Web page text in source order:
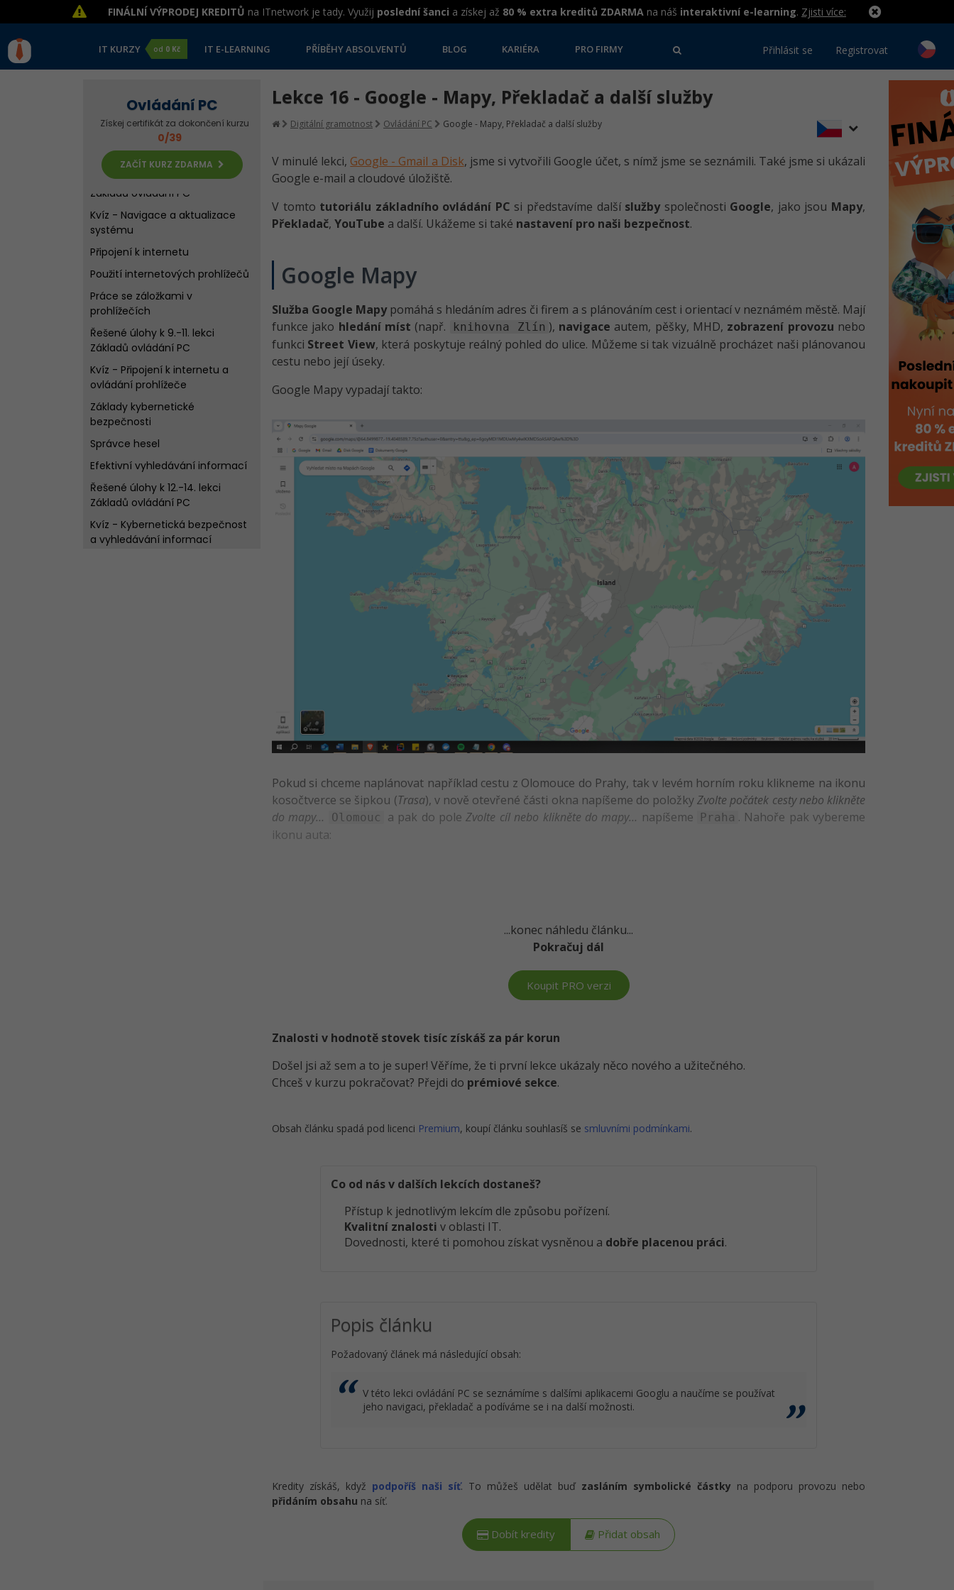
FINÁLNÍ VÝPRODEJ KREDITŮ na ITnetwork je tady. Využij poslední šanci a získej až 80 % extra kreditů ZDARMA na náš interaktivní e-learning. Zjisti více:
IT KURZY od 0 Kč IT E-LEARNING PŘÍBĚHY ABSOLVENTŮ BLOG KARIÉRA PRO FIRMY Přihlásit se Registrovat
Ovládání PC
Získej certifikát za dokončení kurzu
0/39
ZAČÍT KURZ ZDARMA
systémem
Stahování souborů
Řešené úlohy k 4.-6. lekci
Kvíz - Práce s klávesnicí a
soubory
Navigace v systému
Aktualizace systému
Řešené úlohy k 7.-8. lekci
Základů ovládání PC
Kvíz - Navigace a aktualizace
systému
Připojení k internetu
Použití internetových prohlížečů
Práce se záložkami v
prohlížečích
Řešené úlohy k 9.-11. lekci
Základů ovládání PC
Kvíz - Připojení k internetu a
ovládání prohlížeče
Základy kybernetické
bezpečnosti
Správce hesel
Efektivní vyhledávání informací
Řešené úlohy k 12.-14. lekci
Základů ovládání PC
Kvíz - Kybernetická bezpečnost
a vyhledávání informací
Lekce 16 - Google - Mapy, Překladač a další služby
Digitální gramotnost Ovládání PC Google - Mapy, Překladač a další služby
V minulé lekci, Google - Gmail a Disk, jsme si vytvořili Google účet, s nímž jsme se seznámili. Také jsme si ukázali
Google e-mail a cloudové úložiště.
V tomto tutoriálu základního ovládání PC si představíme další službyspolečnosti Google, jako jsou Mapy,
Překladač, YouTube a další. Ukážeme si také nastavení pro naši bezpečnost.
Google Mapy
Služba Google Mapypomáhá s hledáním adres či firem a s plánováním cest i orientací v neznámém městě. Mají
funkce jako hledání míst (např. knihovna Zlín ), navigace autem, pěšky, MHD, zobrazení provozu nebo
funkci Street View, která poskytuje reálný pohled do ulice. Můžeme si tak vizuálně procházet naši plánovanou
cestu nebo její úseky.
Google Mapy vypadají takto:
Pokud si chceme naplánovat například cestu z Olomouce do Prahy, tak v levém horním roku klikneme na ikonu
kosočtverce se šipkou (Trasa), v nově otevřené části okna napíšeme do položkyZvolte počátek cesty nebo klikněte
do mapy…
Olomouc a pak do poleZvolte cíl nebo klikněte do mapy… napíšeme Praha . Nahoře pak vybereme
ikonu auta:
...konec náhledu článku...
Pokračuj dál
Koupit PRO verzi
Znalosti v hodnotě stovek tisíc získáš za pár korun
Došel jsi až sem a to je super! Věříme, že ti první lekce ukázaly něco nového a užitečného.
Chceš v kurzu pokračovat? Přejdi do prémiové sekce.
Obsah článku spadá pod licenci Premium, koupí článku souhlasíš se smluvními podmínkami.
Co od nás v dalších lekcích dostaneš?
Přístup k jednotlivým lekcím dle způsobu pořízení.
Kvalitní znalosti v oblasti IT.
Dovednosti, které ti pomohou získat vysněnou a dobře placenou práci.
Popis článku
Požadovaný článek má následující obsah:
V této lekci ovládání PC se seznámíme s dalšími aplikacemi Googlu a naučíme se používat
jeho navigaci, překladač a podíváme se i na další možnosti.
Kredity získáš, když podpoříš naši síť. To můžeš udělat buď zasláním symbolické částky na podporu provozu nebo
přidáním obsahu na síť.
Dobít kredity Přidat obsah